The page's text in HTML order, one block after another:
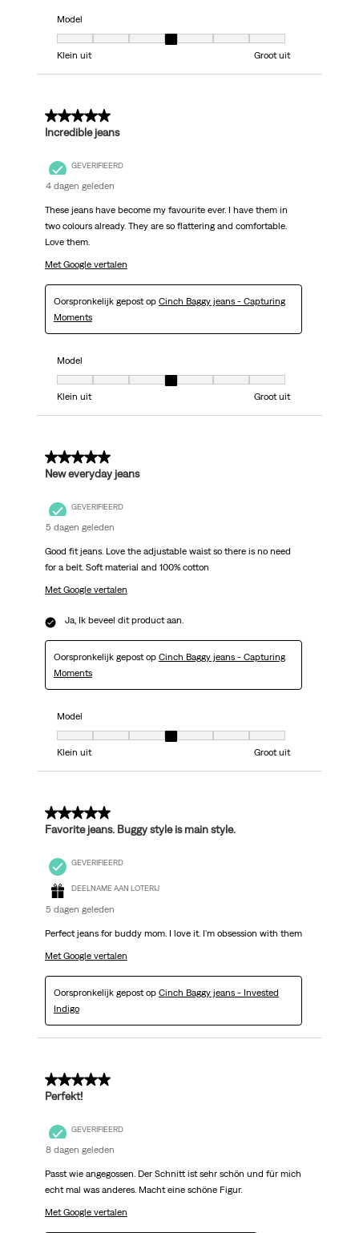
Model
Model, 4 van 7, waarbij 1 gelijk is aan Klein uit en 7 gelijk is aan Groot uit
Klein uit
Groot uit
5 van 5 sterren.
Incredible jeans
GEVERIFIEERD
4 dagen geleden
These jeans have become my favourite ever. I have them in
two colours already. They are so flattering and comfortable.
Love them.
Met Google vertalen
Oorspronkelijk gepost op Cinch Baggy jeans - Capturing
Moments
Model
Model, 4 van 7, waarbij 1 gelijk is aan Klein uit en 7 gelijk is aan Groot uit
Klein uit
Groot uit
5 van 5 sterren.
New everyday jeans
GEVERIFIEERD
5 dagen geleden
Good fit jeans. Love the adjustable waist so there is no need
for a belt. Soft material and 100% cotton
Met Google vertalen
Ja, Ik beveel dit product aan.
Oorspronkelijk gepost op Cinch Baggy jeans - Capturing
Moments
Model
Model, 4 van 7, waarbij 1 gelijk is aan Klein uit en 7 gelijk is aan Groot uit
Klein uit
Groot uit
5 van 5 sterren.
Favorite jeans. Buggy style is main style.
GEVERIFIEERD
DEELNAME AAN LOTERIJ
5 dagen geleden
Perfect jeans for buddy mom. I love it. I'm obsession with them
Met Google vertalen
Oorspronkelijk gepost op Cinch Baggy jeans - Invested
Indigo
5 van 5 sterren.
Perfekt!
GEVERIFIEERD
8 dagen geleden
Passt wie angegossen. Der Schnitt ist sehr schön und für mich
echt mal was anderes. Macht eine schöne Figur.
Met Google vertalen